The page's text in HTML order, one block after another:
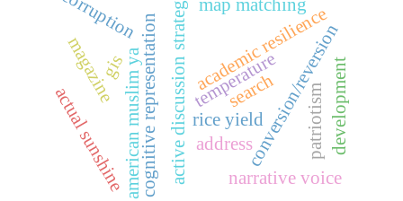
active discussion strategy
cognitive representation academic resilience
american muslim ya conversion/reversion
narrative voice
map matching
rice yield
actual sunshine
temperature
gis
corruption
patriotismdevelopment
address
search
magazine